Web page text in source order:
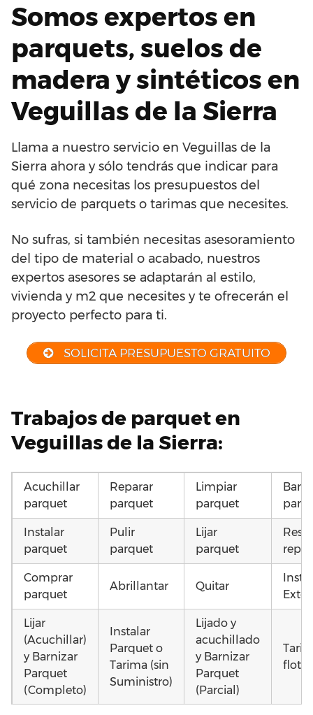
Somos expertos en
parquets, suelos de
madera y sintéticos en
Veguillas de la Sierra
Llama a nuestro servicio en Veguillas de la
Sierra ahora y sólo tendrás que indicar para
qué zona necesitas los presupuestos del
servicio de parquets o tarimas que necesites.
No sufras, si también necesitas asesoramiento
del tipo de material o acabado, nuestros
expertos asesores se adaptarán al estilo,
vivienda y m2 que necesites y te ofrecerán el
proyecto perfecto para ti.
SOLICITA PRESUPUESTO GRATUITO
Trabajos de parquet en
Veguillas de la Sierra:
Acuchillar
parquet
Reparar
parquet
Limpiar
parquet
Instalar
parquet
Pulir
parquet
Lijar
parquet
Comprar
parquet
Abrillantar Quitar
Lijar
(Acuchillar)
y Barnizar
Parquet
(Completo)
Instalar
Parquet o
Tarima (sin
Suministro)
Lijado y
acuchillado
y Barnizar
Parquet
(Parcial)